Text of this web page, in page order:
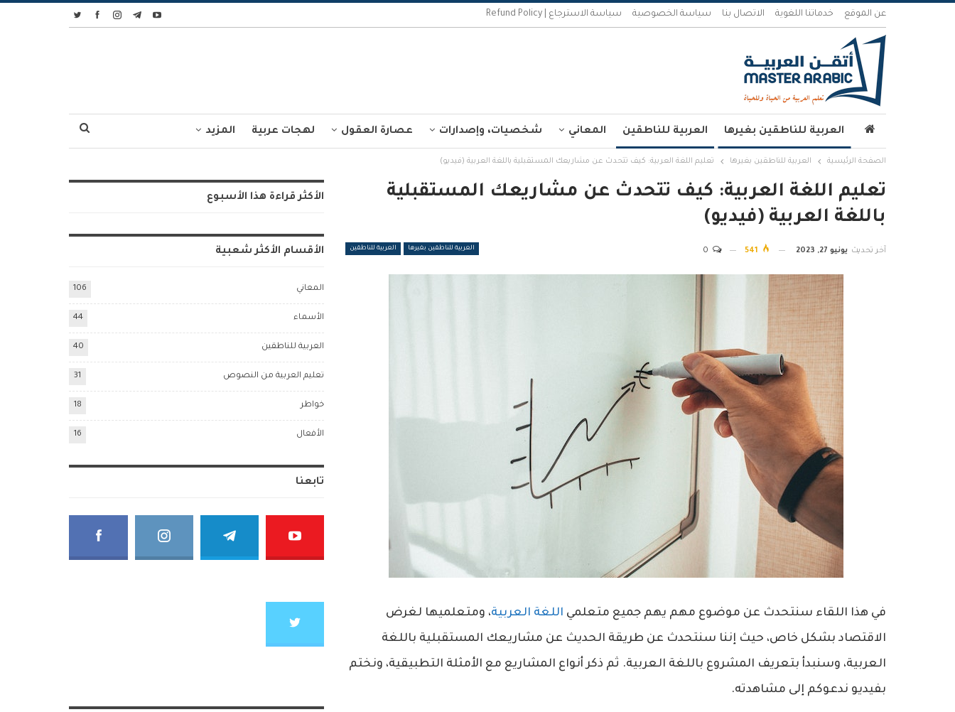
عن الموقع خدماتنا اللغوية الاتصال بنا سياسة الخصوصية سياسة الاسترجاع | Refund Policy
العربية للناطقين بغيرها العربية للناطقين المعاني شخصيات، وإصدارات عصارة العقول لهجات عربية المزيد
الصفحة الرئيسية العربية للناطقين بغيرها تعليم اللغة العربية: كيف تتحدث عن مشاريعك المستقبلية باللغة العربية (فيديو)
تعليم اللغة العربية: كيف تتحدث عن مشاريعك المستقبلية
باللغة العربية (فيديو)
العربية للناطقين بغيرها العربية للناطقين آخر تحديث يونيو 27, 2023
في هذا اللقاء سنتحدث عن موضوع مهم يهم جميع متعلمي اللغة العربية، ومتعلميها لغرض
الاقتصاد بشكل خاص، حيث إننا سنتحدث عن طريقة الحديث عن مشاريعك المستقبلية باللغة
العربية، وسنبدأ بتعريف المشروع باللغة العربية. ثم ذكر أنواع المشاريع مع الأمثلة التطبيقية، ونختم
بفيديو ندعوكم إلى مشاهدته.
الأكثر قراءة هذا الأسبوع
الأقسام الأكثر شعبية
المعاني 106
الأسماء 44
العربية للناطقين 40
تعليم العربية من النصوص 31
خواطر 18
الأفعال 16
تابعنا